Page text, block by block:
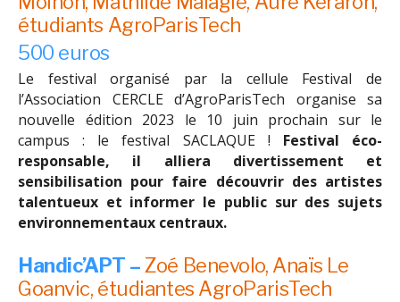
étudiants AgroParisTech
500 euros
Le festival organisé par la cellule Festival de
l’Association CERCLE d’AgroParisTech organise sa
nouvelle édition 2023 le 10 juin prochain sur le
campus : le festival SACLAQUE ! Festival éco-
responsable, il alliera divertissement et
sensibilisation pour faire découvrir des artistes
talentueux et informer le public sur des sujets
environnementaux centraux.
Handic’APT –Zoé Benevolo, Anaïs Le
Goanvic, étudiantes AgroParisTech